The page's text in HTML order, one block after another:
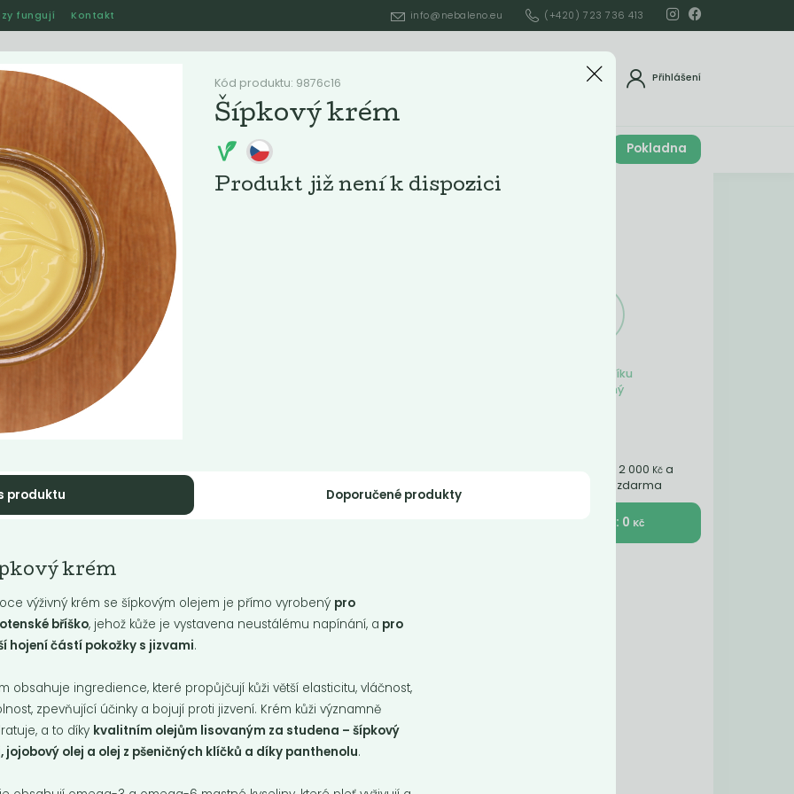
fungují Kontakt info@nebaleno.eu (+420) 723 736 413
Přihlášení
Jak naše rozvozy fungují Pokladna
Obsah košíku
je prázdný
Nakupte ještě za 2 000 Kč a
získáte dopravu zdarma
K pokladně : 0 Kč
Nejlevnější Nejdražší
mýdlo na
mýdlo, které nevysušuje a
Obsahuje extrakt z
ořechů a další...
Do košíku:(59,70Kč)
/ Kg
Tierra Verde...
Jemně pečující šampon pro mastné
299 Kč / Kg
Kód produktu: 9876c16
Šípkový krém
Produkt již není k dispozici
produktu Doporučené produkty
krém
výživný krém se šípkovým olejem je přímo vyrobený pro
bříško, jehož kůže je vystavena neustálému napínání, a pro
hojení částí pokožky s jizvami.
obsahuje ingredience, které propůjčují kůži větší elasticitu, vláčnost,
zpevňující účinky a bojují proti jizvení. Krém kůži významně
a to díky kvalitním olejům lisovaným za studena – šípkový
jojobový olej a olej z pšeničných klíčků a díky panthenolu.